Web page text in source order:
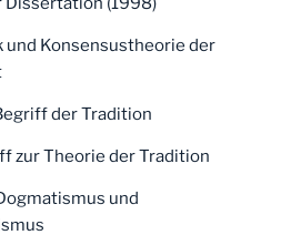
und Konsensustheorie der
der Tradition
zur Theorie der Tradition
und